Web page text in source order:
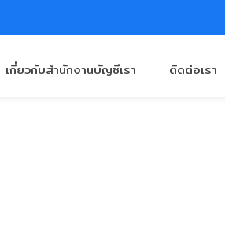
เกี่ยวกับสำนักงานบัญชีเรา ติดต่อเรา